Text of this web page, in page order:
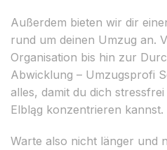
Außerdem bieten wir dir
rund um deinen Umzug an.
Organisation bis hin zur
Abwicklung – Umzugsprofi
alles, damit du dich
Elbląg konzentrieren kannst.
Warte also nicht länger und